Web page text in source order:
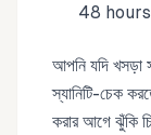
48 hours
আপনি যদি খসড়া
স্যানিটি-চেক
করার আগে ঝুঁকি